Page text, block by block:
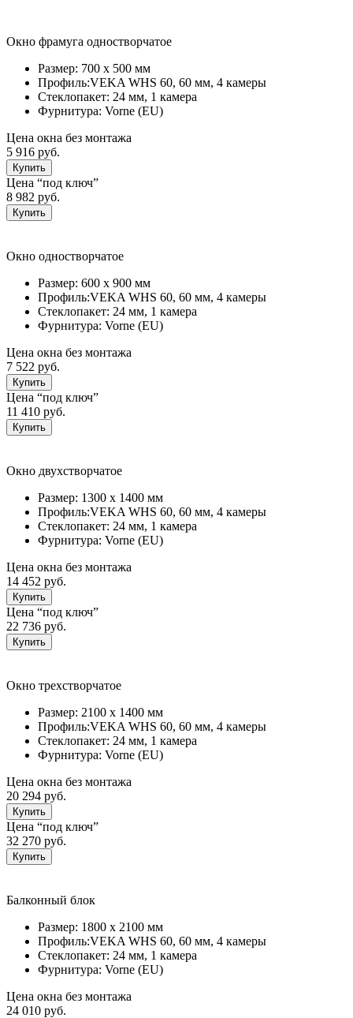
Окно фрамуга одностворчатое
Размер: 700 х 500 мм
Профиль:VEKA WHS 60, 60 мм, 4 камеры
Стеклопакет: 24 мм, 1 камерa
Фурнитура: Vorne (EU)
Цена окна без монтажа
5 916 руб.
Купить
Цена “под ключ”
8 982 руб.
Купить
Окно одностворчатое
Размер: 600 х 900 мм
Профиль:VEKA WHS 60, 60 мм, 4 камеры
Стеклопакет: 24 мм, 1 камерa
Фурнитура: Vorne (EU)
Цена окна без монтажа
7 522 руб.
Купить
Цена “под ключ”
11 410 руб.
Купить
Окно двухстворчатое
Размер: 1300 х 1400 мм
Профиль:VEKA WHS 60, 60 мм, 4 камеры
Стеклопакет: 24 мм, 1 камерa
Фурнитура: Vorne (EU)
Цена окна без монтажа
14 452 руб.
Купить
Цена “под ключ”
22 736 руб.
Купить
Окно трехстворчатое
Размер: 2100 х 1400 мм
Профиль:VEKA WHS 60, 60 мм, 4 камеры
Стеклопакет: 24 мм, 1 камерa
Фурнитура: Vorne (EU)
Цена окна без монтажа
20 294 руб.
Купить
Цена “под ключ”
32 270 руб.
Купить
Балконный блок
Размер: 1800 х 2100 мм
Профиль:VEKA WHS 60, 60 мм, 4 камеры
Стеклопакет: 24 мм, 1 камерa
Фурнитура: Vorne (EU)
Цена окна без монтажа
24 010 руб.